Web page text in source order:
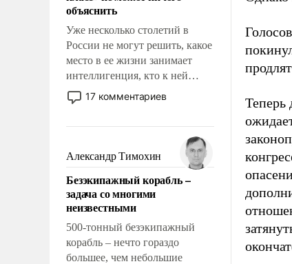
объяснить
Уже несколько столетий в
России не могут решить, какое
место в ее жизни занимает
интеллигенция, кто к ней
принадлежит, а кого из нее
исключили с правом
чем она отличается от просто
образованных людей. Иногда
казалось, что эти вопросы
решены раз и навсегда, но –
нет, не решены.
17 комментариев
Александр Тимохин
Безэкипажный корабль –
задача со многими
неизвестными
500-тонный безэкипажный
корабль – нечто гораздо
большее, чем небольшие
Теперь